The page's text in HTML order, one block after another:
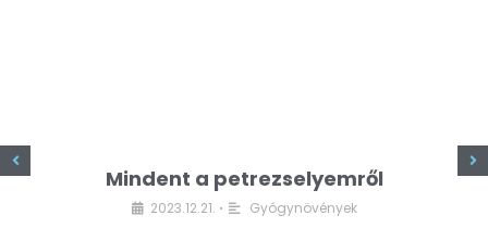
Mindent a petrezselyemről
2023.12.21. • Gyógynövények